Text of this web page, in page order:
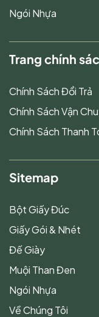
Ngói Nhựa
Trang chính
Chính Sách Đổi Trả
Chính Sách Vận
Chính Sách Thanh
Sitemap
Bột Giấy Đúc
Giấy Gói & Nhét
Đế Giày
Muội Than Đen
Ngói Nhựa
Về Chúng Tôi